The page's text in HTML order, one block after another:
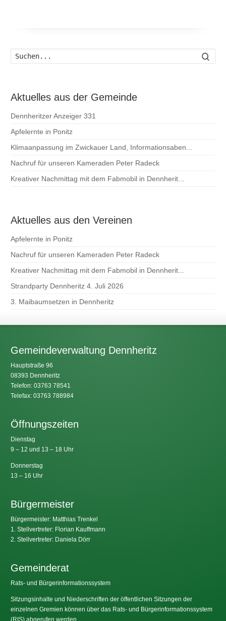
Aktuelles aus der Gemeinde
Dennheritzer Anzeiger 331
Apfelernte in Ponitz
Klimaanpassung im Zwickauer Land, Informationsaben...
Nachruf für unseren Kameraden Peter Radeck
Kreativer Nachmittag mit dem Fabmobil in Dennherit...
Aktuelles aus den Vereinen
Apfelernte in Ponitz
Nachruf für unseren Kameraden Peter Radeck
Kreativer Nachmittag mit dem Fabmobil in Dennherit...
Strandparty Dennheritz 4. Juli 2026
3. Maibaumsetzen in Dennheritz
Gemeindeverwaltung Dennheritz
Hauptstraße 96
08393 Dennheritz
Telefon: 03763 78541
Telefax: 03763 788984
Öffnungszeiten
Dienstag
9 – 12 und 13 – 18 Uhr
Donnerstag
13 – 16 Uhr
Bürgermeister
Bürgermeister: Matthias Trenkel
1. Stellvertreter: Florian Kauffmann
2. Stellvertreter: Daniela Dörr
Gemeinderat
Rats- und Bürgerinformationssystem
Sitzungsinhalte und Niederschriften der öffentlichen Sitzungen der
einzelnen Gremien können über das Rats- und Bürgerinformationssystem
(RIS) abgerufen werden.